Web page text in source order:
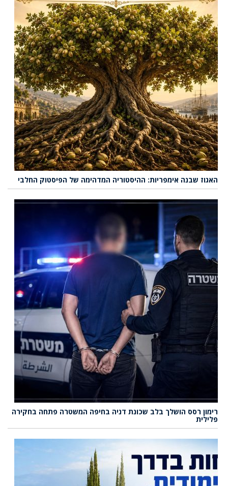
האגוז שבנה אימפריות: ההיסטוריה המדהימה של הפיסטוק החלבי
רימון רסס הושלך בלב שכונת דניה בחיפה המשטרה פתחה בחקירה
פלילית